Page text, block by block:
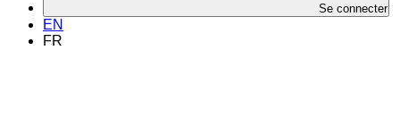
Se connecter
EN
FR